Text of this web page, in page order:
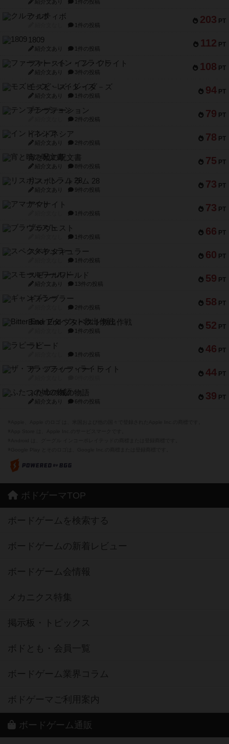
紹介文あり 1件の投稿
203 PT
クルティボ
1件の投稿
112 PT
1809
紹介文あり 1件の投稿
108 PT
ファースト・イン・フライト
紹介文あり 3件の投稿
94 PT
モズビ－ズ・レイダ－ズ
紹介文あり 1件の投稿
79 PT
テンプテーション
2件の投稿
78 PT
インドネシア
紹介文あり 2件の投稿
75 PT
宵と暁の呪文書
紹介文あり 8件の投稿
73 PT
リスボン・トラム 28
紹介文あり 9件の投稿
73 PT
アマナイト
1件の投稿
66 PT
ブラヴェスト
1件の投稿
60 PT
スペクタキュラー
1件の投稿
59 PT
スモールワールド
紹介文あり 13件の投稿
58 PT
ギャンブラー
2件の投稿
52 PT
Bitter End ブタペスト救出作戦
1件の投稿
46 PT
ラピード
1件の投稿
44 PT
ザ・フラッフィー・ライト
39 PT
ふたつの城の物語
紹介文あり 6件の投稿
ボドゲーマTOP
ボードゲームを検索する
ボードゲームの新着レビュー
ボードゲーム会情報
メカニクス特集
掲示板・トピックス
ボドとも・会員一覧
ボードゲーム業界コラム
ボドゲーマご利用案内
ボードゲーム通販